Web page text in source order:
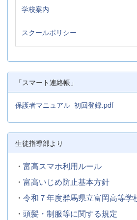
学校案内
スクールポリシー
「スマート連絡帳」
保護者マニュアル_初回登録.pdf
生徒指導部より
・ 富高スマホ利用ルール
・ 富高いじめ防止基本方針
・ 令和７年度群馬県立富岡高等学
・ 頭髪・制服等に関する規定